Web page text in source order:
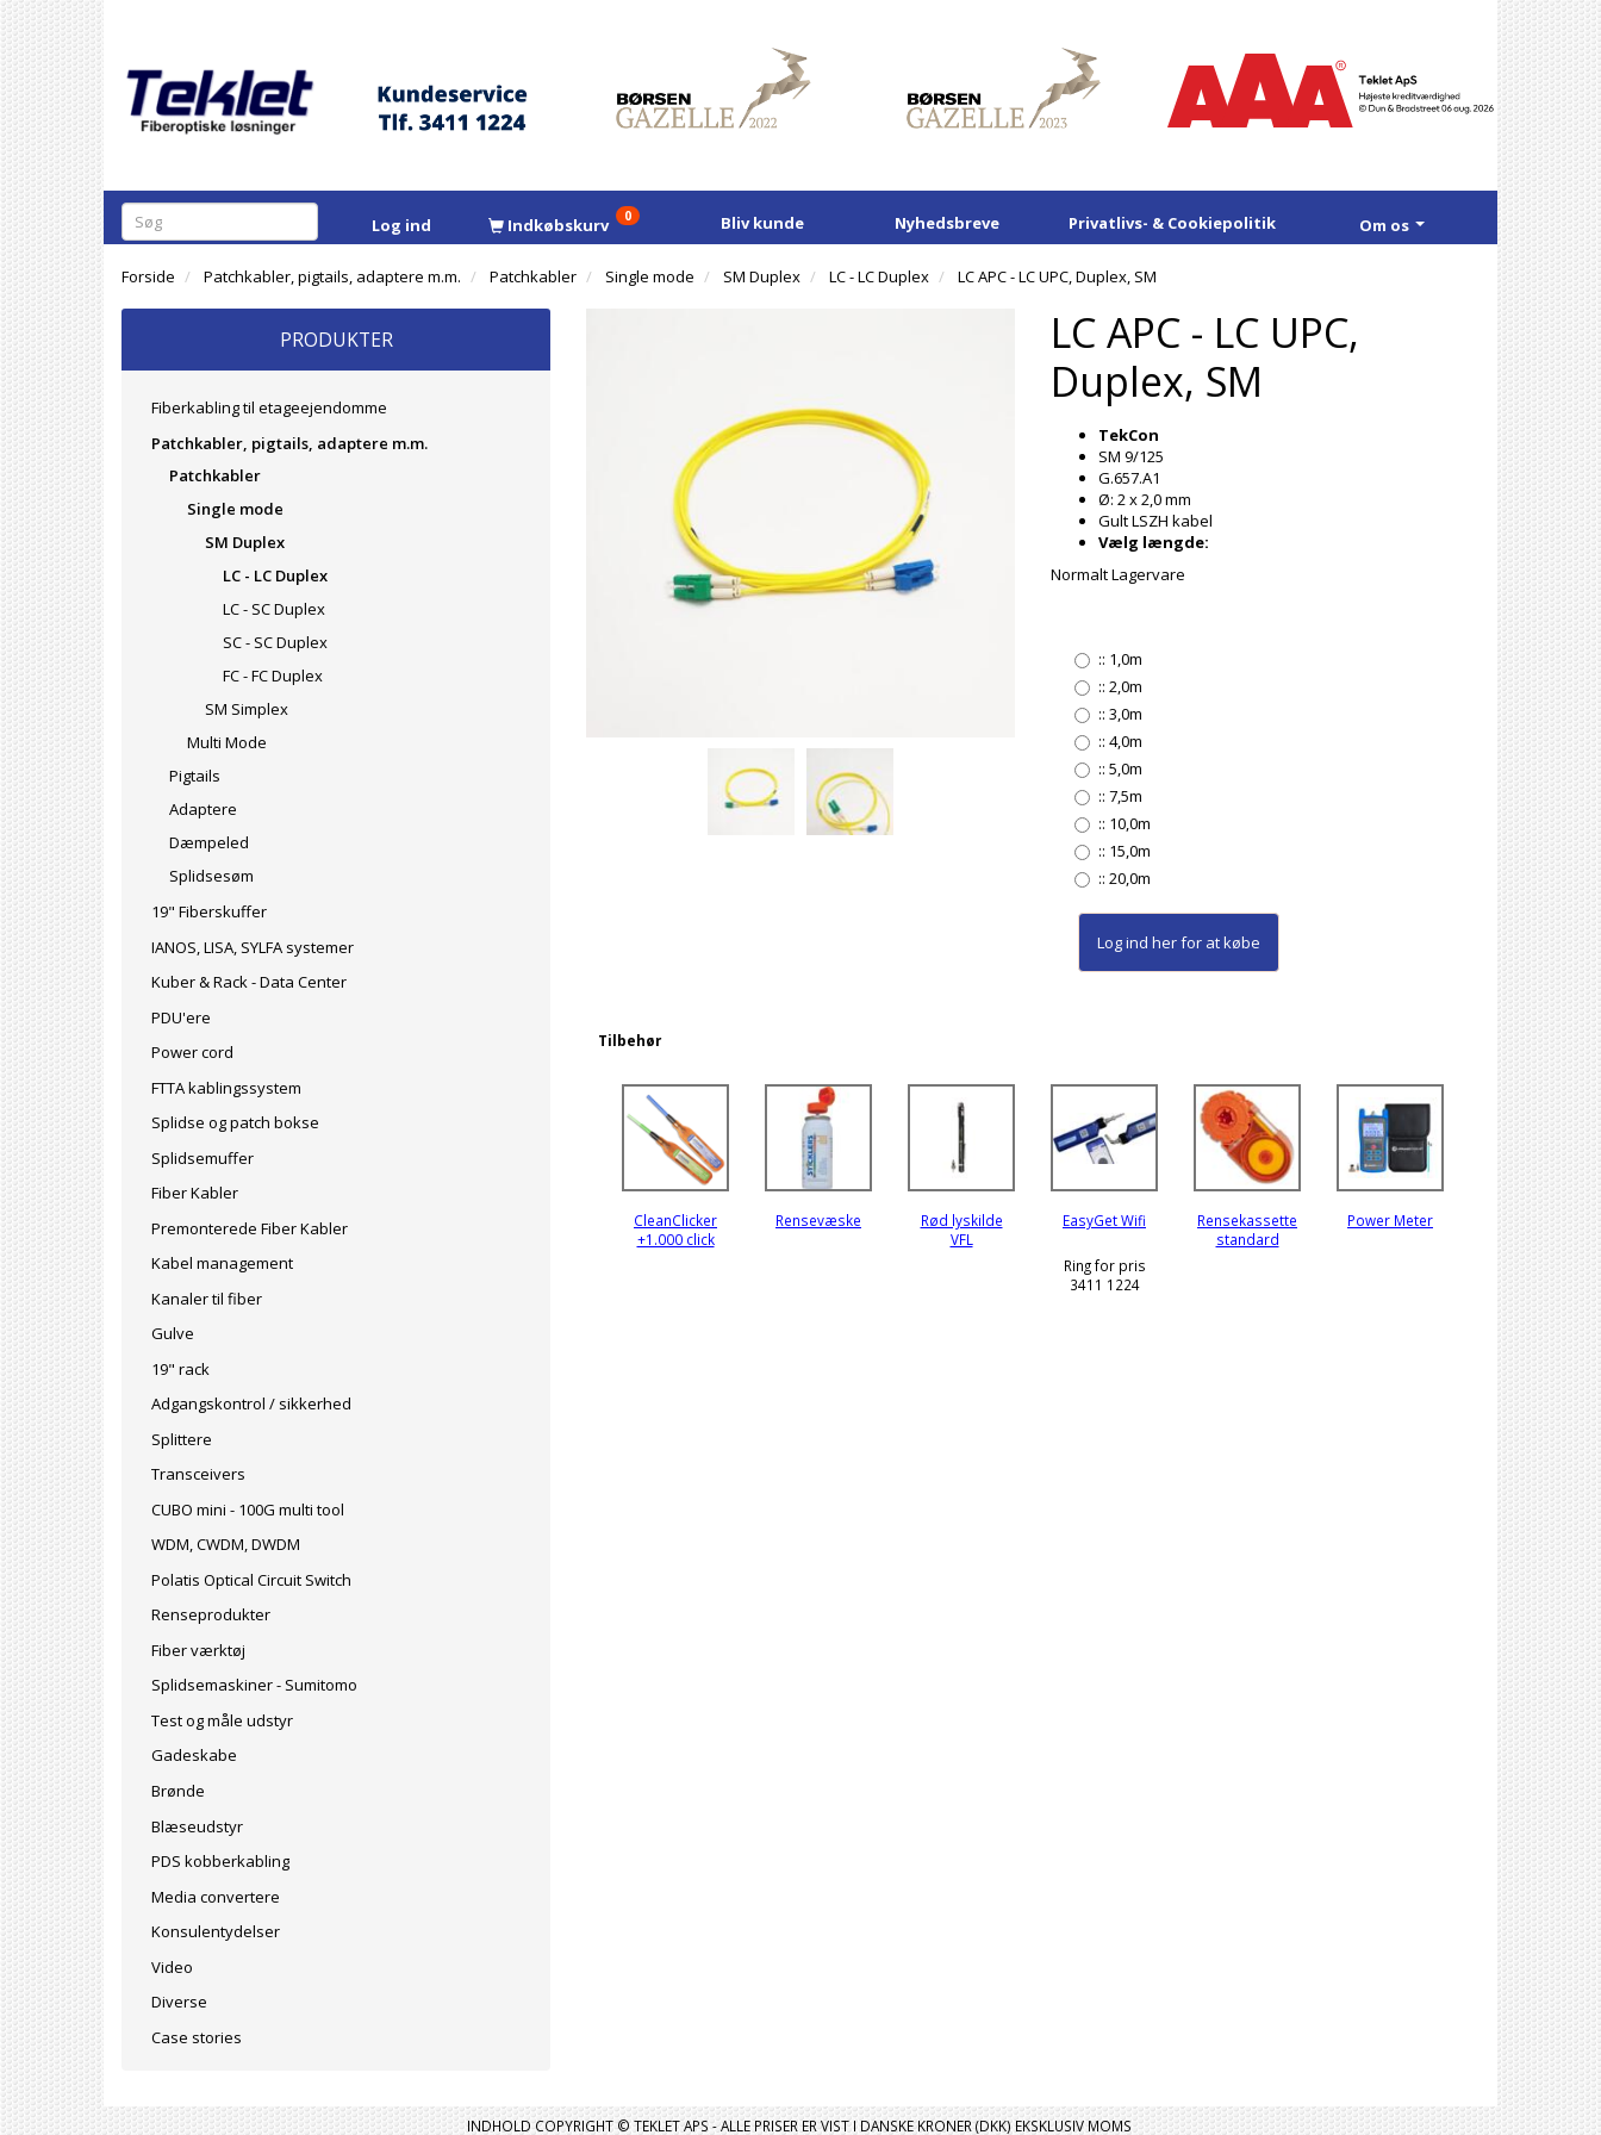
Log ind Indkøbskurv 0 Bliv kunde Nyhedsbreve Privatlivs- & Cookiepolitik Om os
Forside Patchkabler, pigtails, adaptere m.m. Patchkabler Single mode SM Duplex LC - LC Duplex LC APC - LC UPC, Duplex, SM
PRODUKTER
Fiberkabling til etageejendomme
Patchkabler, pigtails, adaptere m.m.
Patchkabler
Single mode
SM Duplex
LC - LC Duplex
LC - SC Duplex
SC - SC Duplex
FC - FC Duplex
SM Simplex
Multi Mode
Pigtails
Adaptere
Dæmpeled
Splidsesøm
19" Fiberskuffer
IANOS, LISA, SYLFA systemer
Kuber & Rack - Data Center
PDU'ere
Power cord
FTTA kablingssystem
Splidse og patch bokse
Splidsemuffer
Fiber Kabler
Premonterede Fiber Kabler
Kabel management
Kanaler til fiber
Gulve
19" rack
Adgangskontrol / sikkerhed
Splittere
Transceivers
CUBO mini - 100G multi tool
WDM, CWDM, DWDM
Polatis Optical Circuit Switch
Renseprodukter
Fiber værktøj
Splidsemaskiner - Sumitomo
Test og måle udstyr
Gadeskabe
Brønde
Blæseudstyr
PDS kobberkabling
Media convertere
Konsulentydelser
Video
Diverse
Case stories
LC APC - LC UPC,
Duplex, SM
TekCon
SM 9/125
G.657.A1
Ø: 2 x 2,0 mm
Gult LSZH kabel
Vælg længde:
Normalt Lagervare
:: 1,0m
:: 2,0m
:: 3,0m
:: 4,0m
:: 5,0m
:: 7,5m
:: 10,0m
:: 15,0m
:: 20,0m
Log ind herfor at købe
Tilbehør
CleanClicker
+1.000 click
Rensevæske
Rød lyskilde
VFL
EasyGet Wifi
Ring for pris
3411 1224
Rensekassette
standard
Power Meter
INDHOLD COPYRIGHT © TEKLET APS - ALLE PRISER ER VIST I DANSKE KRONER (DKK) EKSKLUSIV MOMS